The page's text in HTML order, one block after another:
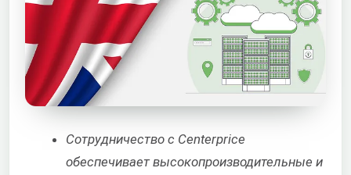
Сотрудничество с Centerprice
обеспечивает высокопроизводительные и